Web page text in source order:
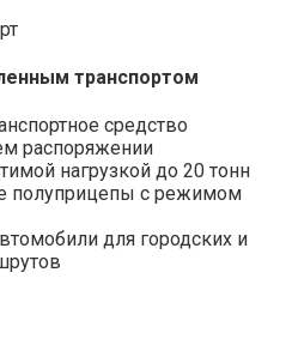
транспортом
средство
распоряжении
нагрузкой до 20 тонн
полуприцепы с режимом
для городских и